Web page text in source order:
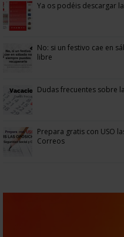
Ya os podéis descargar
No: si un festivo cae en
libre
Dudas frecuentes sobre
Prepara gratis con USO
Correos